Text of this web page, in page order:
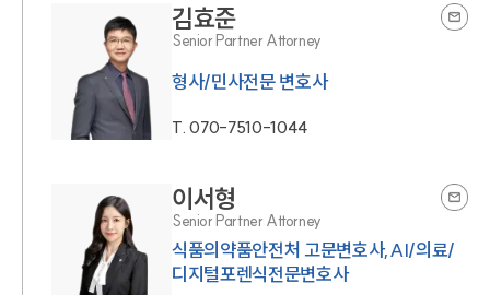
김효준
Senior Partner Attorney
형사/민사전문 변호사
T.070-7510-1044
이서형
Senior Partner Attorney
식품의약품안전처 고문변호사,AI/의료/
디지털포렌식전문변호사